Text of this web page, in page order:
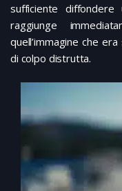
sufficiente
raggiunge
quell’immagine che
di colpo distrutta.